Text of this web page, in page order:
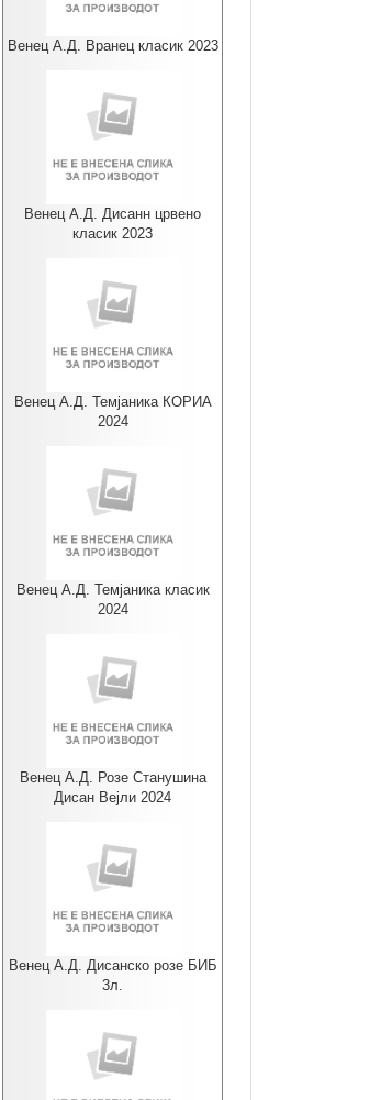
Венец А.Д. Вранец класик 2023
Венец А.Д. Дисанн црвено
класик 2023
Венец А.Д. Темјаника КОРИА
2024
Венец А.Д. Темјаника класик
2024
Венец А.Д. Розе Станушина
Дисан Вејли 2024
Венец А.Д. Дисанско розе БИБ
3л.